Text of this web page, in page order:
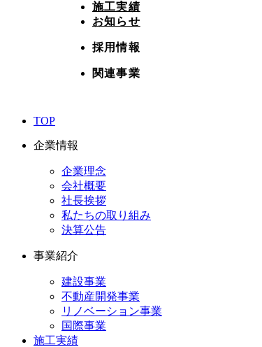
施工実績
お知らせ
採用情報
関連事業
TOP
企業情報
企業理念
会社概要
社長挨拶
私たちの取り組み
決算公告
事業紹介
建設事業
不動産開発事業
リノベーション事業
国際事業
施工実績